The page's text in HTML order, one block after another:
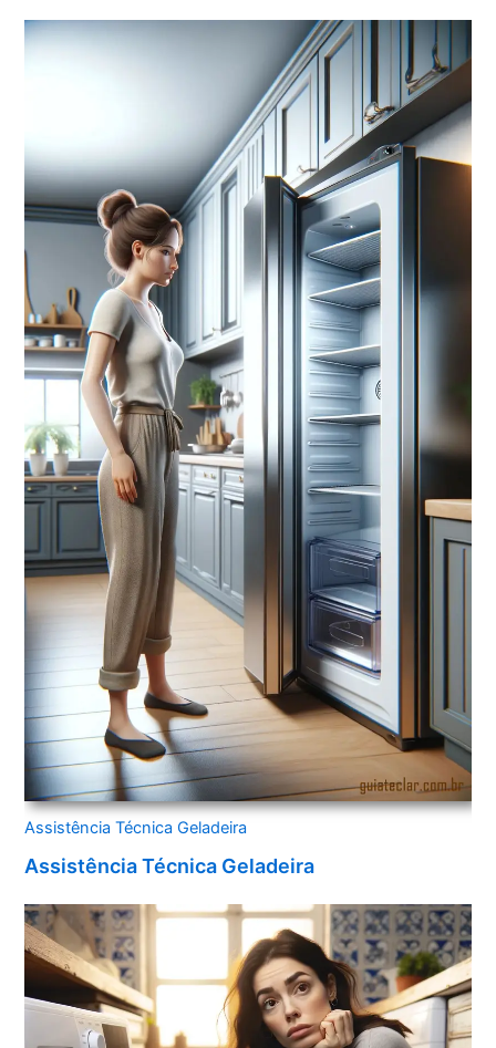
Assistência Técnica Geladeira
Assistência Técnica Geladeira